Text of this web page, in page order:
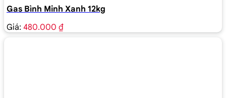
Gas Bình Minh Xanh 12kg
Giá: 480.000 ₫